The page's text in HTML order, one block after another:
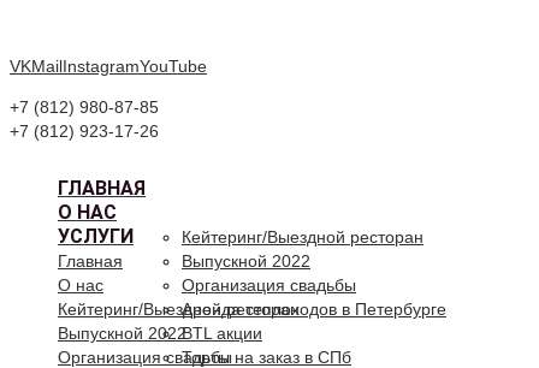
VKMailInstagramYouTube
+7 (812) 980-87-85
+7 (812) 923-17-26
ГЛАВНАЯ
О НАС
УСЛУГИ
Кейтеринг/Выездной ресторан
Выпускной 2022
Организация свадьбы
Аренда теплоходов в Петербурге
BTL акции
Торты на заказ в СПб
Главная
О нас
Кейтеринг/Выездной ресторан
Выпускной 2022
Организация свадьбы